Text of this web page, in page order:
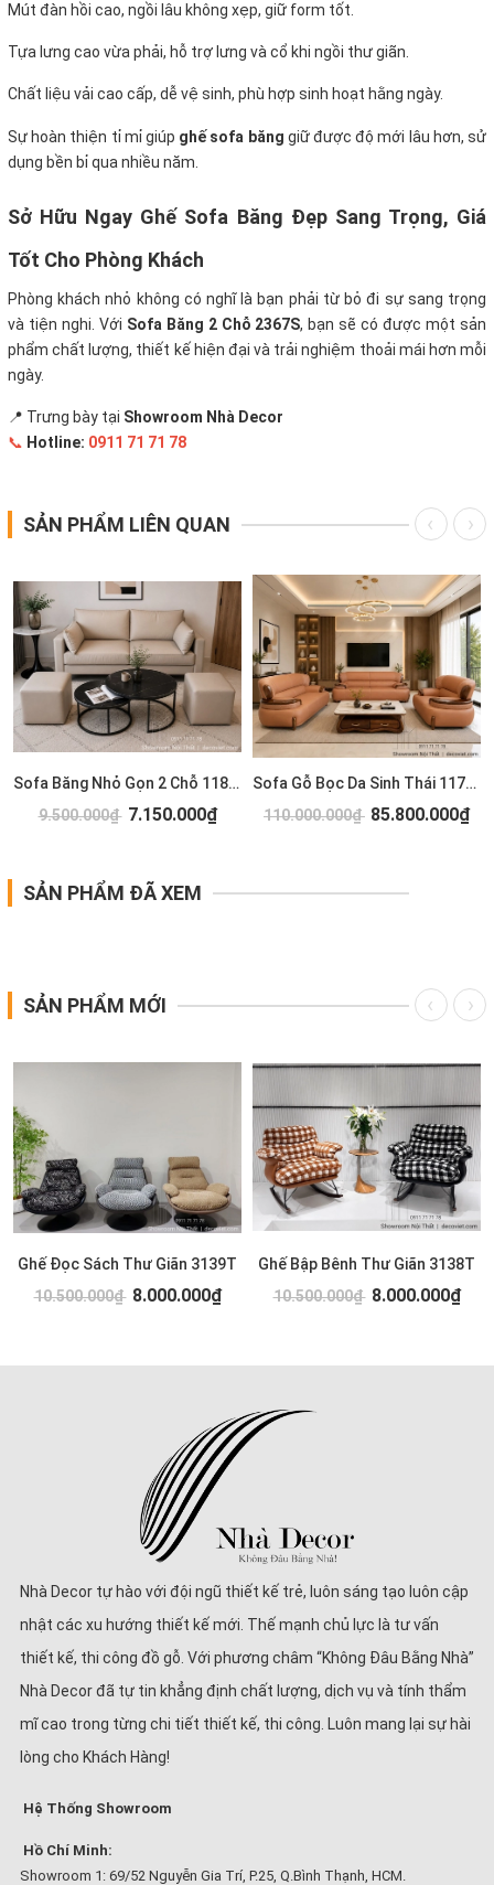
Mút đàn hồi cao, ngồi lâu không xẹp, giữ form tốt.
Tựa lưng cao vừa phải, hỗ trợ lưng và cổ khi ngồi thư giãn.
Chất liệu vải cao cấp, dễ vệ sinh, phù hợp sinh hoạt hằng ngày.
Sự hoàn thiện tỉ mỉ giúp ghế sofa băng giữ được độ mới lâu hơn, sử
dụng bền bỉ qua nhiều năm.
Sở Hữu Ngay Ghế Sofa Băng Đẹp Sang Trọng, Giá
Tốt Cho Phòng Khách
Phòng khách nhỏ không có nghĩ là bạn phải từ bỏ đi sự sang trọng
và tiện nghi. Với Sofa Băng 2 Chỗ 2367S, bạn sẽ có được một sản
phẩm chất lượng, thiết kế hiện đại và trải nghiệm thoải mái hơn mỗi
ngày.
📍 Trưng bày tại Showroom Nhà Decor
📞 Hotline: 0911 71 71 78
SẢN PHẨM LIÊN QUAN
Sofa Băng Nhỏ Gọn 2 Chỗ 1183T
9.500.000₫ 7.150.000₫
Sofa Gỗ Bọc Da Sinh Thái 1173T
110.000.000₫ 85.800.000₫
SẢN PHẨM ĐÃ XEM
SẢN PHẨM MỚI
Ghế Đọc Sách Thư Giãn 3139T
10.500.000₫ 8.000.000₫
Ghế Bập Bênh Thư Giãn 3138T
10.500.000₫ 8.000.000₫
Nhà Decor tự hào với đội ngũ thiết kế trẻ, luôn sáng tạo luôn cập
nhật các xu hướng thiết kế mới. Thế mạnh chủ lực là tư vấn
thiết kế, thi công đồ gỗ. Với phương châm “Không Đâu Bằng Nhà”
Nhà Decor đã tự tin khẳng định chất lượng, dịch vụ và tính thẩm
mĩ cao trong từng chi tiết thiết kế, thi công. Luôn mang lại sự hài
lòng cho Khách Hàng!
Hệ Thống Showroom
Hồ Chí Minh:
Showroom 1: 69/52 Nguyễn Gia Trí, P.25, Q.Bình Thạnh, HCM.